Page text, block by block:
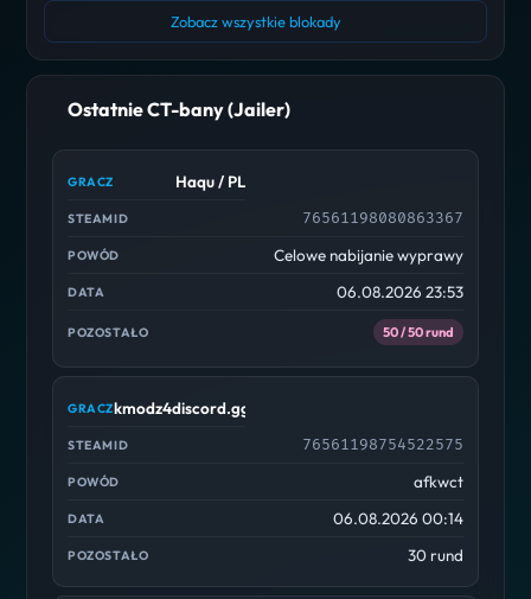
Zobacz wszystkie blokady
Ostatnie CT-bany (Jailer)
Haqu / PL
76561198080863367
Celowe nabijanie wyprawy
06.08.2026 23:53
50 / 50 rund
kmodz4discord.gg/cscdc
76561198754522575
afkwct
06.08.2026 00:14
30 rund